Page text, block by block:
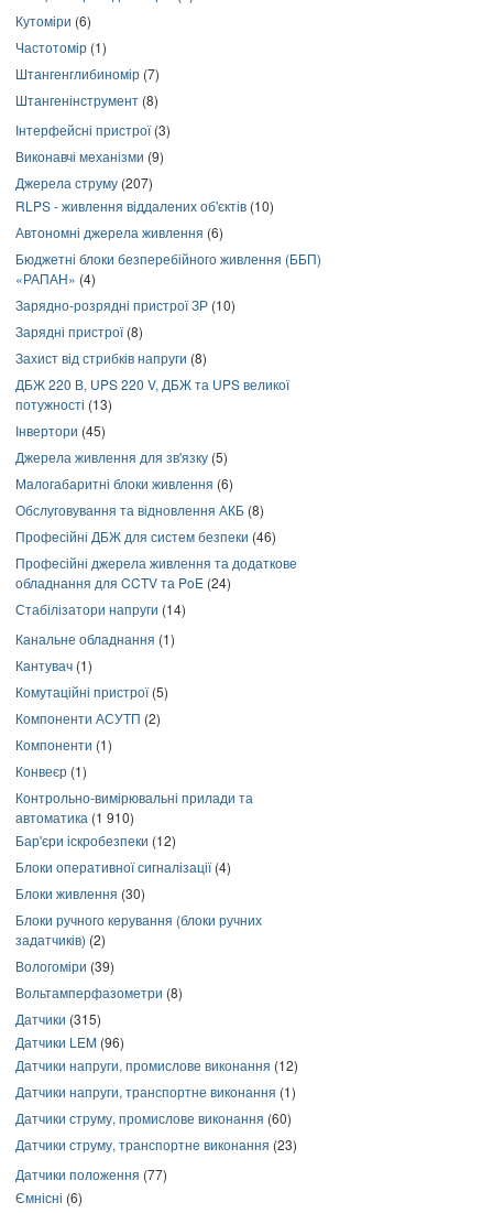
Кутоміри (6)
Частотомір (1)
Штангенглибиномір (7)
Штангенінструмент (8)
Інтерфейсні пристрої(3)
Виконавчі механізми (9)
Джерела струму (207)
RLPS - живлення віддалених об'єктів (10)
Автономні джерела живлення (6)
Бюджетні блоки безперебійного живлення (ББП)
«РАПАН» (4)
Зарядно-розрядні пристрої ЗР (10)
Зарядні пристрої(8)
Захист від стрибків напруги (8)
ДБЖ 220 В, UPS 220 V, ДБЖ та UPS великої
потужності (13)
Інвертори (45)
Джерела живлення для зв'язку (5)
Малогабаритні блоки живлення (6)
Обслуговування та відновлення АКБ (8)
Професійні ДБЖ для систем безпеки (46)
Професійні джерела живлення та додаткове
обладнання для CCTV та PoE (24)
Стабілізатори напруги (14)
Канальне обладнання (1)
Кантувач (1)
Комутаційні пристрої(5)
Компоненти АСУТП (2)
Компоненти (1)
Конвеєр (1)
Контрольно-вимірювальні прилади та
автоматика (1 910)
Бар'єри іскробезпеки (12)
Блоки оперативної сигналізації(4)
Блоки живлення (30)
Блоки ручного керування (блоки ручних
задатчиків) (2)
Вологоміри (39)
Вольтамперфазометри (8)
Датчики (315)
Датчики LEM (96)
Датчики напруги, промислове виконання (12)
Датчики напруги, транспортне виконання (1)
Датчики струму, промислове виконання (60)
Датчики струму, транспортне виконання (23)
Датчики положення (77)
Ємнісні (6)